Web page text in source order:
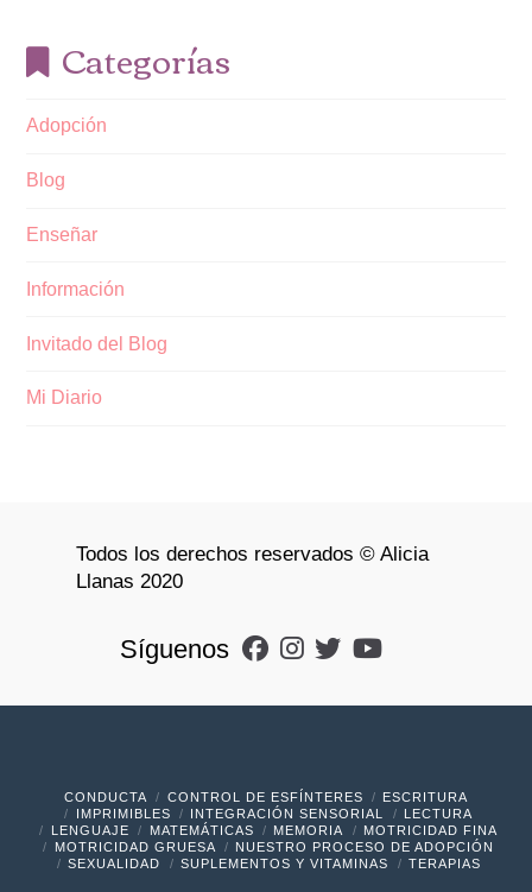
Categorías
Adopción
Blog
Enseñar
Información
Invitado del Blog
Mi Diario
Todos los derechos reservados © Alicia
Llanas 2020
Síguenos
CONDUCTA CONTROL DE ESFÍNTERES
ESCRITURA
IMPRIMIBLES
INTEGRACIÓN SENSORIAL
LECTURA
LENGUAJE
MATEMÁTICAS MEMORIA
MOTRICIDAD FINA
MOTRICIDAD GRUESA
NUESTRO PROCESO DE ADOPCIÓN
SEXUALIDAD
SUPLEMENTOS Y VITAMINAS TERAPIAS